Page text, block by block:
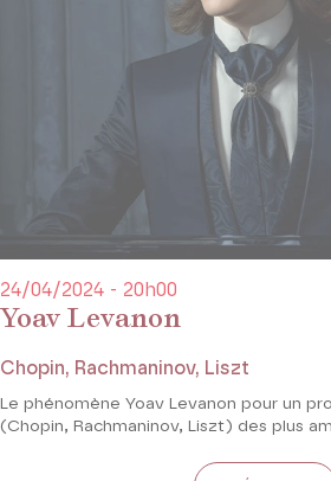
Yoav Levanon
24/04/2024 - 20h00
Chopin, Rachmaninov, Liszt
Le phénomène Yoav Levanon pour un
(Chopin, Rachmaninov, Liszt) des plus